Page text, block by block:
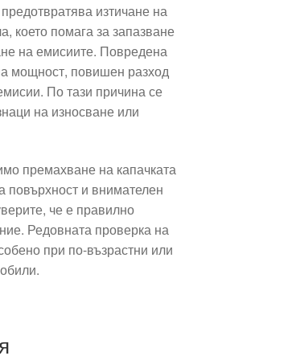
изтичане на
което помага за запазване
на емисиите. Повредена
мощност, повишен разход
По тази причина се
на износване или
премахване на капачката
повърхност и внимателен
че е правилно
Редовната проверка на
при по-възрастни или